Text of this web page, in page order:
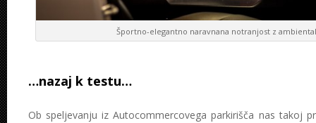
Športno-elegantno naravnana notranjost z
…nazaj k testu…
Ob speljevanju iz Autocommercovega parkirišča nas takoj